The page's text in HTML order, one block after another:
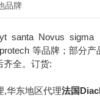
品牌
santa Novus sigma
等品牌；部分
齐全。订货:
,华东地区代理法国